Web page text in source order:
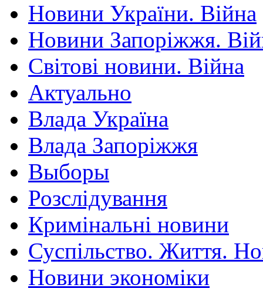
Новини України. Війна
Новини Запоріжжя.
Світові новини. Війна
Актуально
Влада Україна
Влада Запоріжжя
Выборы
Розслідування
Кримінальні новини
Суспільство. Життя.
Новини экономіки